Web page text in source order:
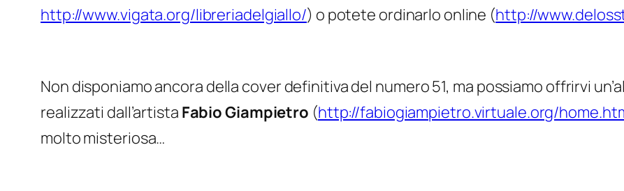
http://www.vigata.org/libreriadelgiallo/) o potete ordinarlo online (http://
Non disponiamo ancora della cover definitiva del numero 51, ma possiamo offrirvi
realizzati dall’artista Fabio Giampietro (http://fabiogiampietro.virtuale.org/
molto misteriosa…